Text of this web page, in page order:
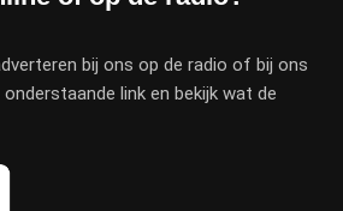
bij ons op de radio of bij ons
link en bekijk wat de